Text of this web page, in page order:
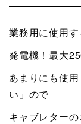
業務用に使用
発電機！最大
あまりにも使
い」ので
キャブレター